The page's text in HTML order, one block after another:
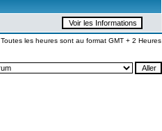
Toutes les heures sont au format GMT + 2 Heures